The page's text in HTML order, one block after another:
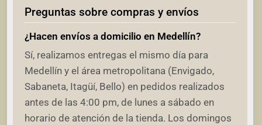
Preguntas sobre compras y envíos
¿Hacen envíos a domicilio en Medellín?
Sí, realizamos entregas el mismo día para
Medellín y el área metropolitana (Envigado,
Sabaneta, Itagüí, Bello) en pedidos realizados
antes de las 4:00 pm, de lunes a sábado en
horario de atención de la tienda. Los domingos